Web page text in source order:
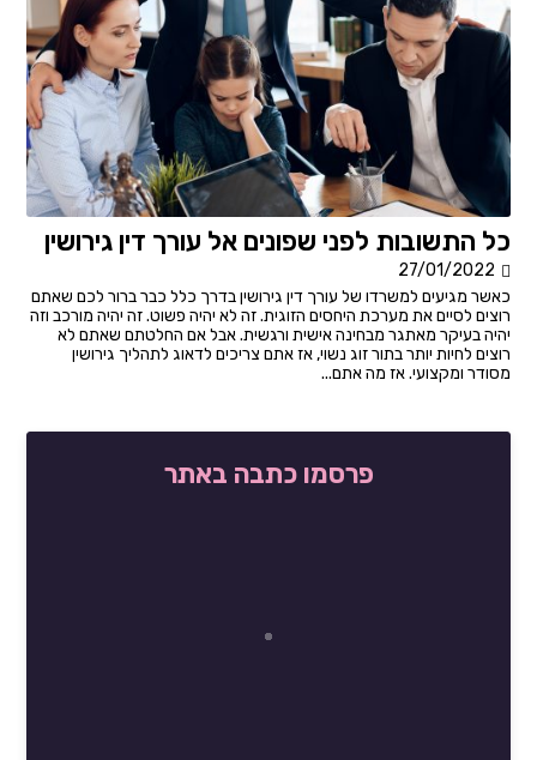
כל התשובות לפני שפונים אל עורך דין גירושין
27/01/2022
כאשר מגיעים למשרדו של עורך דין גירושין בדרך כלל כבר ברור לכם שאתם
רוצים לסיים את מערכת היחסים הזוגית. זה לא יהיה פשוט. זה יהיה מורכב וזה
יהיה בעיקר מאתגר מבחינה אישית ורגשית. אבל אם החלטתם שאתם לא
רוצים לחיות יותר בתור זוג נשוי, אז אתם צריכים לדאוג לתהליך גירושין
מסודר ומקצועי. אז מה אתם...
פרסמו כתבה באתר